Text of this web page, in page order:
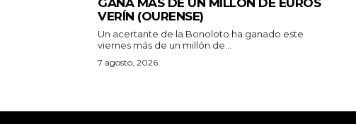
VERÍN (OURENSE)
Un acertante de la Bonoloto ha ganado este
viernes más de un millón de...
7 agosto, 2026